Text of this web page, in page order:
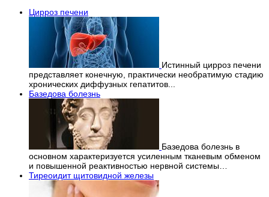
Цирроз печени
Истинный цирроз печени
представляет конечную, практически необратимую стадию
хронических диффузных гепатитов...
Базедова болезнь
Базедова болезнь в
основном характеризуется усиленным тканевым обменом
и повышенной реактивностью нервной системы…
Тиреоидит щитовидной железы